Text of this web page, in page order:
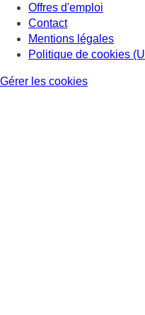
Offres d'emploi
Contact
Mentions légales
Politique de cookies
Gérer les cookies